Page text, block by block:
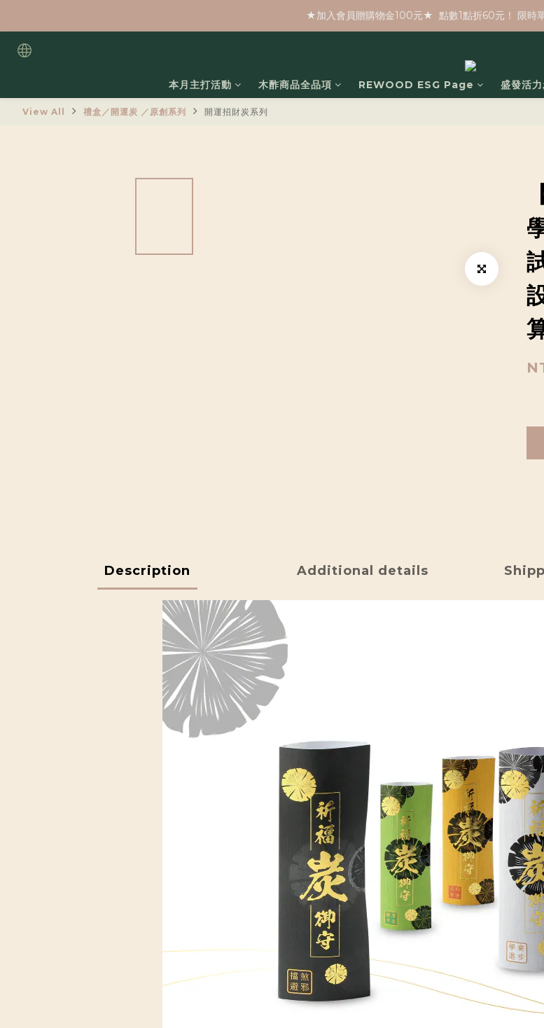
★加入會員贈購物金100元★  點數1點折60元！ 限時
本月主打活動 木酢商品全品項 REWOOD ESG Page 盛發活
View All 禮盒／開運炭 ／原創系列 開運招財炭系列
Description Additional details